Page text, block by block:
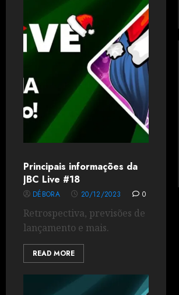
Principais informações da
JBC Live #18
DÉBORA 20/12/2023 0
Retrospectiva, previsões de
lançamento e mais.
READ MORE